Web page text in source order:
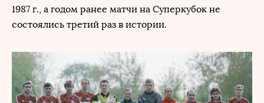
1987 г., а годом ранее матчи на Суперкубок не
состоялись третий раз в истории.